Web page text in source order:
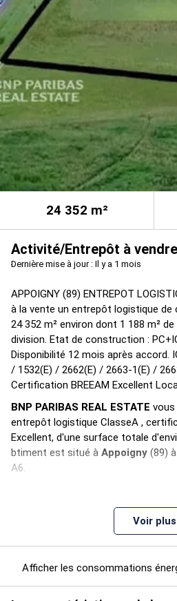
24 352 m²
Activité/Entrepôt à
Dernière mise à jour : Il y a 1 mois
APPOIGNY (89) ENTREPOT
à la vente un entrepôt logistique de
24 352 m² environ dont 1 188 m²
division. Etat de construction :
Disponibilité 12 mois après accord.
/ 1532(E) / 2662(E) / 2663-1(E) /
Certification BREEAM Excellent
BNP PARIBAS REAL ESTATE vous
entrepôt logistique ClasseA ,
Excellent, d'une surface totale
btiment est situé à Appoigny (89)
A6.
Caractéristiques techniques
Surface bureaux : 1 188 m²
Voir plus
Afficher les consommations